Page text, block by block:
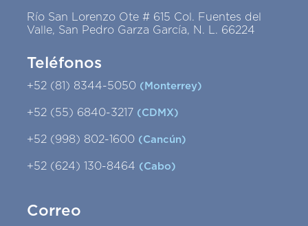
Río San Lorenzo Ote # 615 Col. Fuentes del
Valle, San Pedro Garza García, N. L. 66224
Teléfonos
+52 (81) 8344-5050 (Monterrey)
+52 (55) 6840-3217 (CDMX)
+52 (998) 802-1600 (Cancún)
+52 (624) 130-8464 (Cabo)
Correo